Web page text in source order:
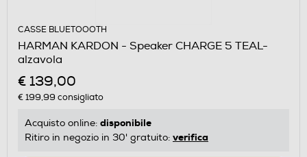
CASSE BLUETOOOTH
HARMAN KARDON - Speaker CHARGE 5 TEAL-
alzavola
€ 139,00
€ 199,99 consigliato
Acquisto online: disponibile
Ritiro in negozio in 30' gratuito: verifica